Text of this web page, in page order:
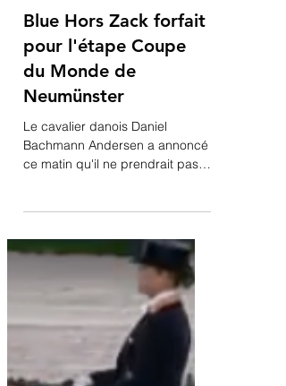
16 févr. 2019
Blue Hors Zack forfait
pour l'étape Coupe
du Monde de
Neumünster
Bachmann Andersen a annoncé
ce matin qu'il ne prendrait pas
part ce matin au Grand Prix de